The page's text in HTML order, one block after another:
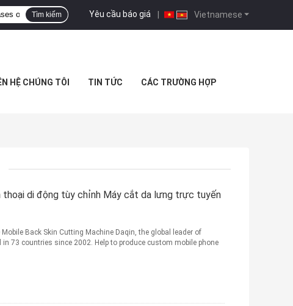
Vietnamese
Yêu cầu báo giá |
Tìm kiếm
HỆ CHÚNG TÔI TIN TỨC CÁC TRƯỜNG HỢP
thoại di động tùy chỉnh Máy cắt da lưng trực tuyến
Back Skin Cutting Machine Daqin, the global leader of
73 countries since 2002. Help to produce custom mobile phone